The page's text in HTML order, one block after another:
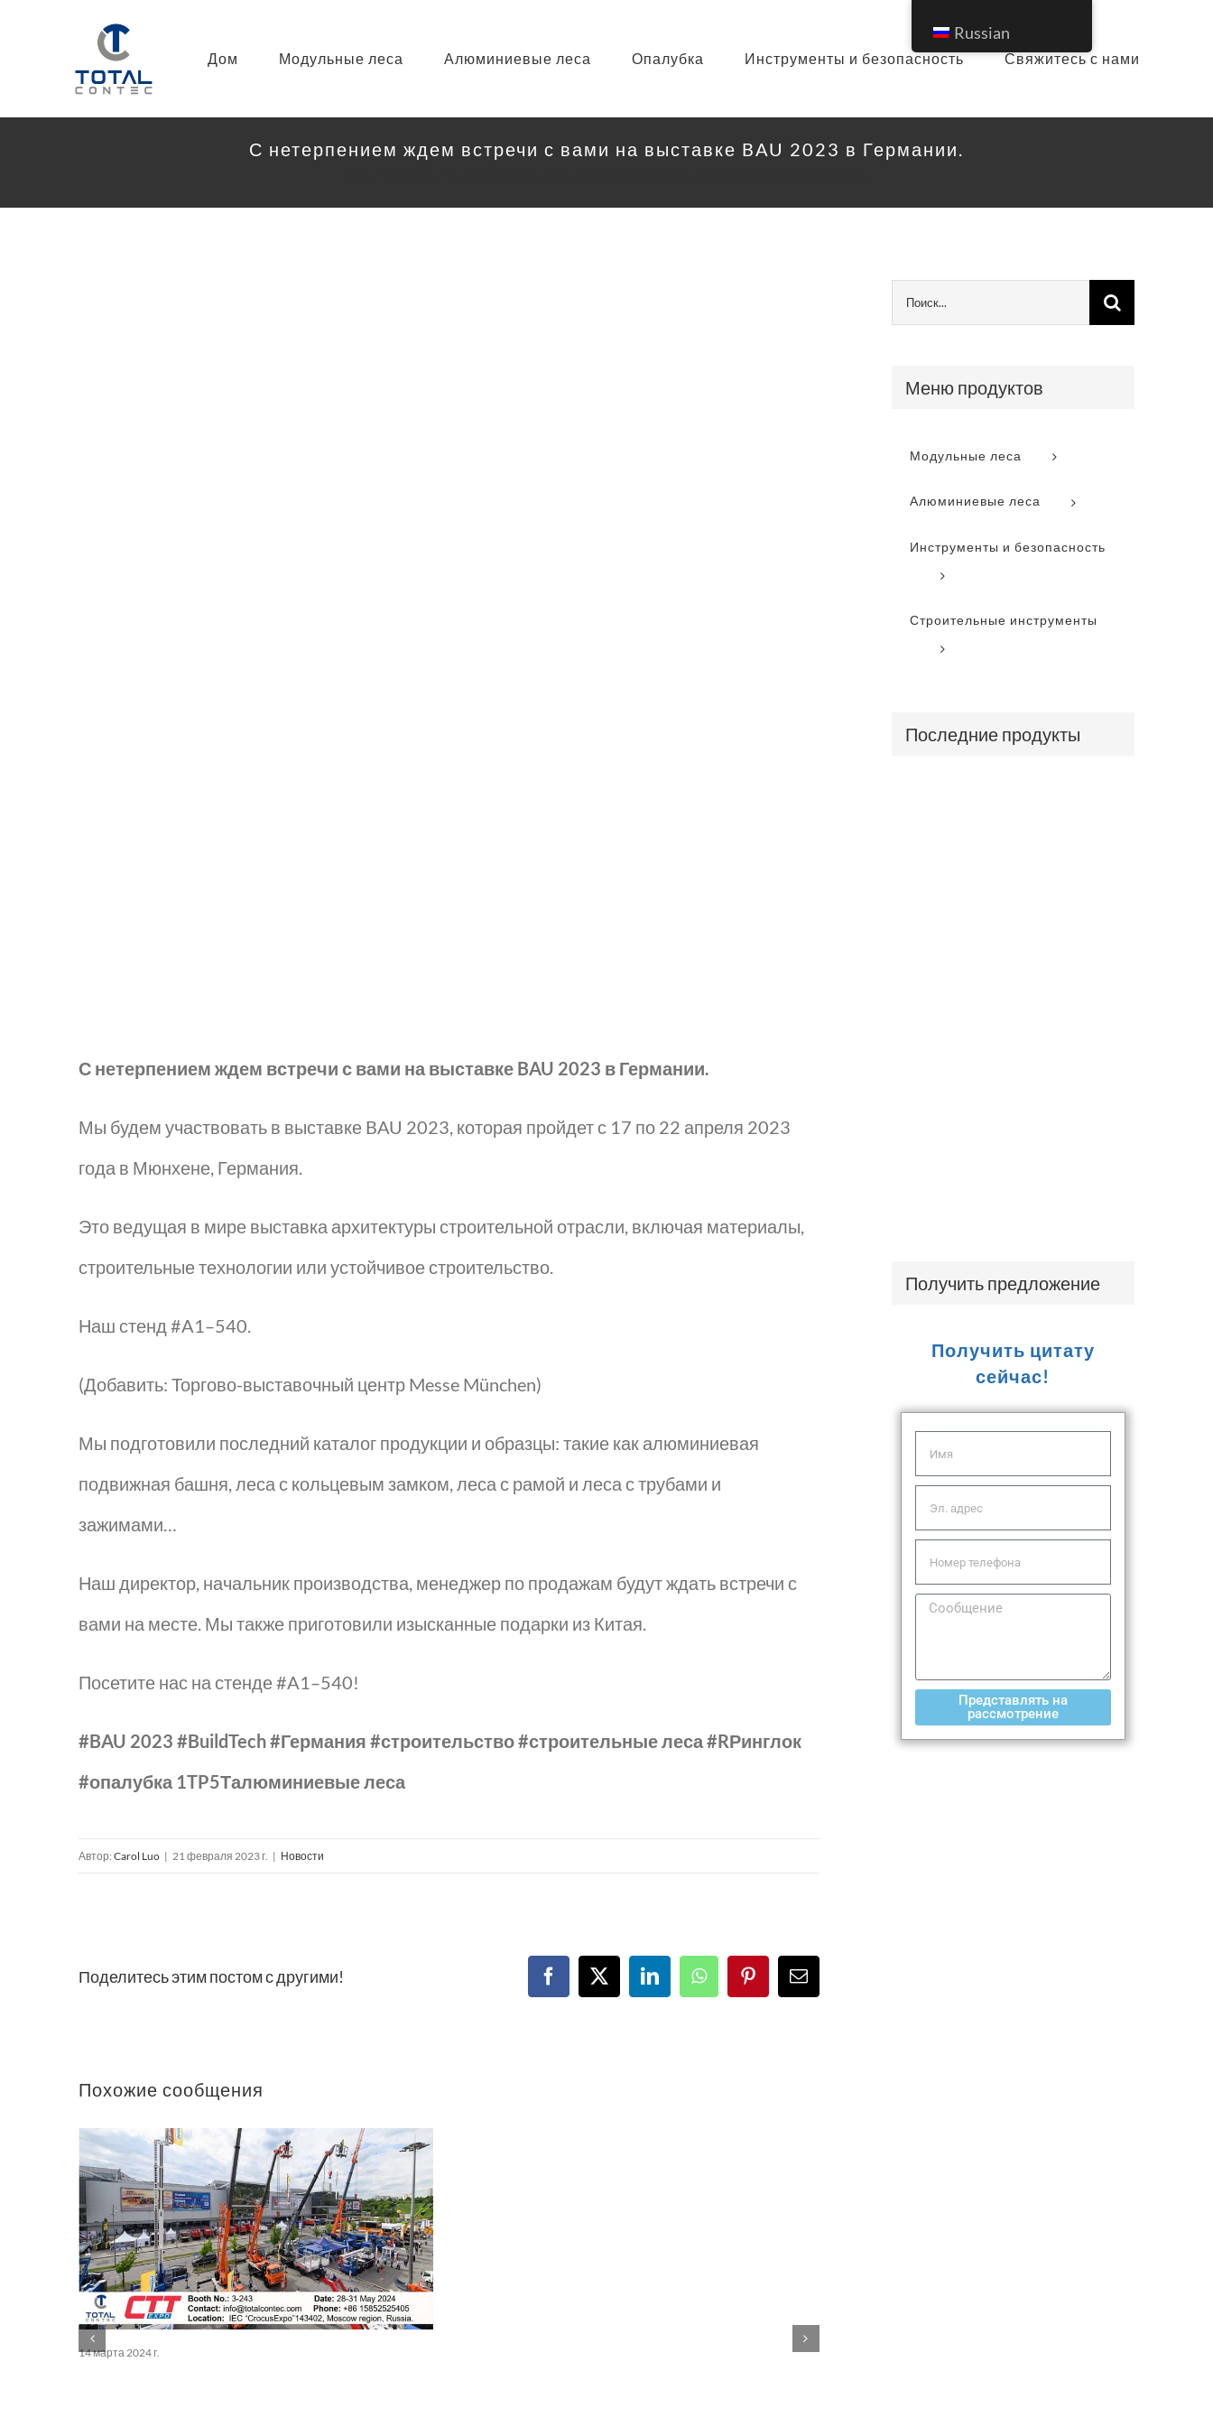
Дом Модульные леса Алюминиевые леса Опалубка Инструменты и безопасность Свяжитесь с нами
С нетерпением ждем встречи с вами на выставке BAU 2023 в Германии.
С нетерпением ждем встречи с вами на выставке BAU 2023 в Германии.
Мы будем участвовать в выставке BAU 2023, которая пройдет с 17 по 22 апреля 2023
года в Мюнхене, Германия.
Это ведущая в мире выставка архитектуры строительной отрасли, включая материалы,
строительные технологии или устойчивое строительство.
Наш стенд #A1–540.
(Добавить: Торгово-выставочный центр Messe München)
Мы подготовили последний каталог продукции и образцы: такие как алюминиевая
подвижная башня, леса с кольцевым замком, леса с рамой и леса с трубами и
зажимами…
Наш директор, начальник производства, менеджер по продажам будут ждать встречи с
вами на месте. Мы также приготовили изысканные подарки из Китая.
Посетите нас на стенде #A1–540!
#BAU 2023 #BuildTech #Германия #строительство #строительные леса #RРинглок
#опалубка 1TP5Талюминиевые леса
Автор: Carol Luo | 21 февраля 2023 г. | Новости
Поделитесь этим постом с другими!
Похожие сообщения
14 марта 2024 г.
Меню продуктов
Модульные леса
Алюминиевые леса
Инструменты и безопасность
Строительные инструменты
Последние продукты
Получить предложение
Получить цитату
сейчас!
Представлять на
рассмотрение
Russian